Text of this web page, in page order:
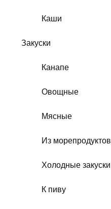
Каши
Закуски
Канапе
Овощные
Мясные
Из морепродуктов
Холодные закуски
К пиву